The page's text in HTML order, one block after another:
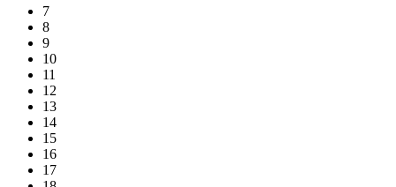
7
8
9
10
11
12
13
14
15
16
17